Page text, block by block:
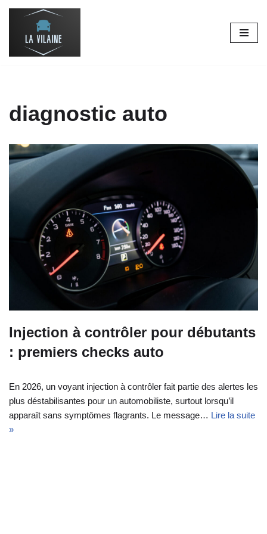
diagnostic auto
Injection à contrôler pour débutants
: premiers checks auto
En 2026, un voyant injection à contrôler fait partie des alertes les
plus déstabilisantes pour un automobiliste, surtout lorsqu’il
apparaît sans symptômes flagrants. Le message… Lire la suite
»